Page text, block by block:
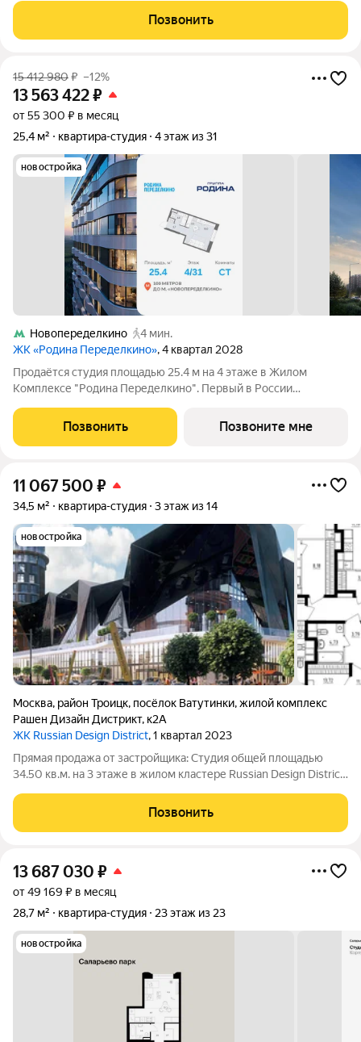
коллаборации со звездами российского дизайна, культуры и
спорта. Квартира находится в
Позвонить
15 412 980₽ –12%
13 563 422₽
от 55 300 ₽ в месяц
25,4 м²
квартира-студия 4 этаж из 31
новостройка
Новопеределкино
4 мин.
ЖК «Родина Переделкино», 4 квартал 2028
Продаётся студия площадью 25.4 м на 4 этаже в Жилом
Комплексе "Родина Переделкино". Первый в России
квартал бизнес-класса на Западе Москвы на границе с
Ульяновским лесопарком, состоящий из пяти
Позвонить Позвоните мне
11 067 500 ₽
34,5 м² квартира-студия 3 этаж из 14
новостройка
Москва, район Троицк, посёлок Ватутинки,жилой комплекс
Рашен Дизайн Дистрикт, к2А
ЖК Russian Design District, 1 квартал 2023
Прямая продажа от застройщика: Cтудия общей площадью
34.50 кв.м. на 3 этаже в жилом кластере Russian Design District,
коллаборации со звездами российского дизайна, культуры и
спорта. Квартира находится в
Позвонить
13 687 030 ₽
от 49 169 ₽ в месяц
28,7 м²
квартира-студия 23 этаж из 23
новостройка